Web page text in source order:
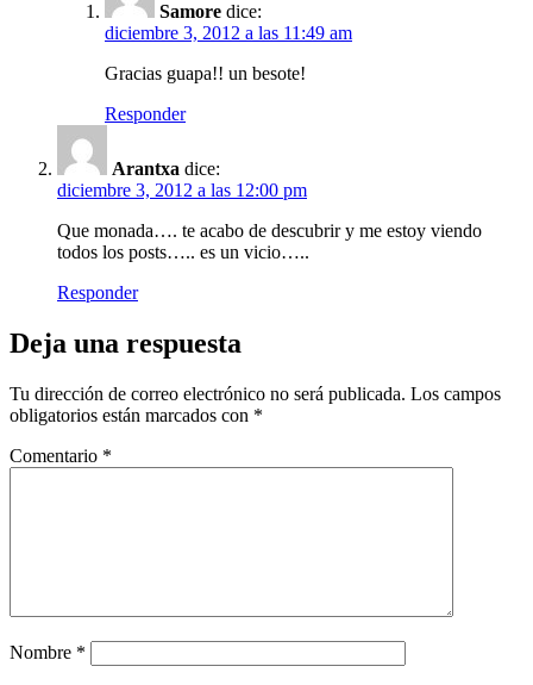
Samore dice:
diciembre 3, 2012 a las 11:49 am
Gracias guapa!! un besote!
Responder
Arantxa dice:
diciembre 3, 2012 a las 12:00 pm
Que monada…. te acabo de descubrir y me estoy viendo
todos los posts….. es un vicio…..
Responder
Deja una respuesta
Tu dirección de correo electrónico no será publicada. Los campos
obligatorios están marcados con *
Comentario *
Nombre *